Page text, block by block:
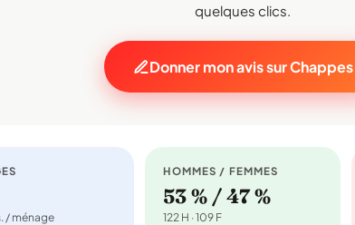
quelques clics.
Donner mon avis sur Chappes
/ ménage
HOMMES / FEMMES
53 % / 47 %
122 H · 109 F